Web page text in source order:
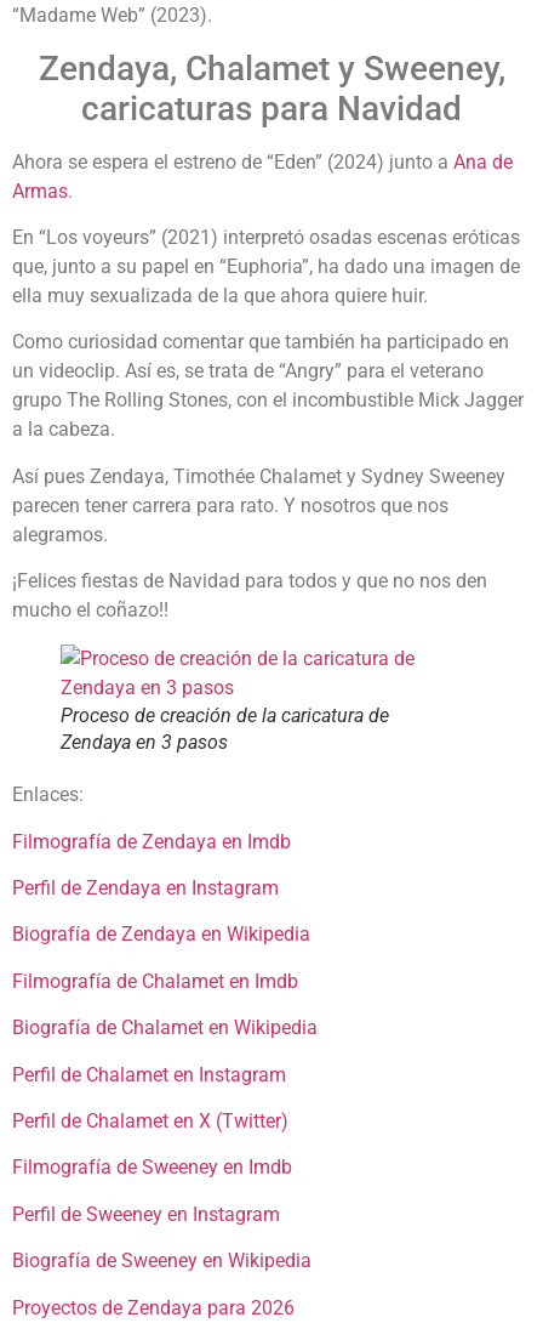
“Madame Web” (2023).
Zendaya, Chalamet y Sweeney,
caricaturas para Navidad
Ahora se espera el estreno de “Eden” (2024) junto a Ana de
Armas.
En “Los voyeurs” (2021) interpretó osadas escenas eróticas
que, junto a su papel en “Euphoria”, ha dado una imagen de
ella muy sexualizada de la que ahora quiere huir.
Como curiosidad comentar que también ha participado en
un videoclip. Así es, se trata de “Angry” para el veterano
grupo The Rolling Stones, con el incombustible Mick Jagger
a la cabeza.
Así pues Zendaya, Timothée Chalamet y Sydney Sweeney
parecen tener carrera para rato. Y nosotros que nos
alegramos.
¡Felices fiestas de Navidad para todos y que no nos den
mucho el coñazo!!
Proceso de creación de la caricatura de
Zendaya en 3 pasos
Enlaces:
Filmografía de Zendaya en Imdb
Perfil de Zendaya en Instagram
Biografía de Zendaya en Wikipedia
Filmografía de Chalamet en Imdb
Biografía de Chalamet en Wikipedia
Perfil de Chalamet en Instagram
Perfil de Chalamet en X (Twitter)
Filmografía de Sweeney en Imdb
Perfil de Sweeney en Instagram
Biografía de Sweeney en Wikipedia
Proyectos de Zendaya para 2026